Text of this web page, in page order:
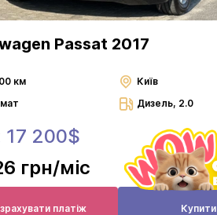
Passat 2017
км
Київ
Дизель, 2.0
17 200$
грн/міс
платіж Купити